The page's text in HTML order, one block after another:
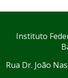
Instituto
Rua Dr. João